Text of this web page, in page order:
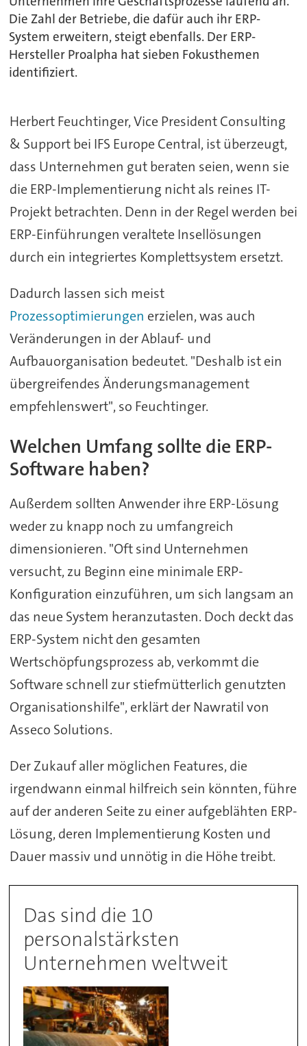
Die Zahl der Betriebe, die dafür auch ihr ERP-
System erweitern, steigt ebenfalls. Der ERP-
Hersteller Proalpha hat sieben Fokusthemen
identifiziert.
Herbert Feuchtinger, Vice President Consulting
& Support bei IFS Europe Central, ist überzeugt,
dass Unternehmen gut beraten seien, wenn sie
die ERP-Implementierung nicht als reines IT-
Projekt betrachten. Denn in der Regel werden bei
ERP-Einführungen veraltete Insellösungen
durch ein integriertes Komplettsystem ersetzt.
Dadurch lassen sich meist
Prozessoptimierungen erzielen, was auch
Veränderungen in der Ablauf- und
Aufbauorganisation bedeutet. "Deshalb ist ein
übergreifendes Änderungsmanagement
empfehlenswert", so Feuchtinger.
Welchen Umfang sollte die ERP-
Software haben?
Außerdem sollten Anwender ihre ERP-Lösung
weder zu knapp noch zu umfangreich
dimensionieren. "Oft sind Unternehmen
versucht, zu Beginn eine minimale ERP-
Konfiguration einzuführen, um sich langsam an
das neue System heranzutasten. Doch deckt das
ERP-System nicht den gesamten
Wertschöpfungsprozess ab, verkommt die
Software schnell zur stiefmütterlich genutzten
Organisationshilfe", erklärt der Nawratil von
Asseco Solutions.
Der Zukauf aller möglichen Features, die
irgendwann einmal hilfreich sein könnten, führe
auf der anderen Seite zu einer aufgeblähten ERP-
Lösung, deren Implementierung Kosten und
Dauer massiv und unnötig in die Höhe treibt.
Das sind die 10
personalstärksten
Unternehmen weltweit